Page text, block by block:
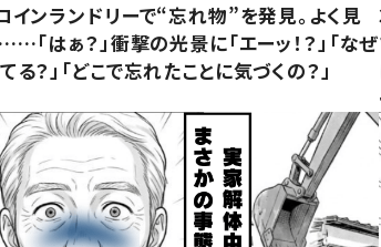
インランドリーで“忘れ物”を発見。よく見
「はぁ？」衝撃の光景に「エーッ！？」「なぜ
る？」「どこで忘れたことに気づくの？」